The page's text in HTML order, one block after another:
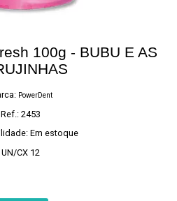
100g - BUBU E AS
PowerDent
Ref.: 2453
Em estoque
UN/CX 12